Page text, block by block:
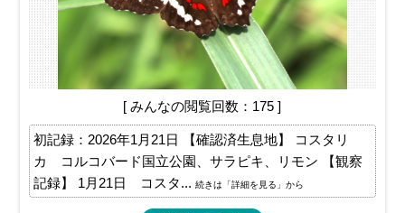
[ みんなの閲覧回数：175 ]
初記録：2026年1月21日 【確認済生息地】 コスタリ
カ コルコバード国立公園、サラピキ、リモン 【観察
記録】 1月21日 コスタ... 続きは「詳細を見る」から